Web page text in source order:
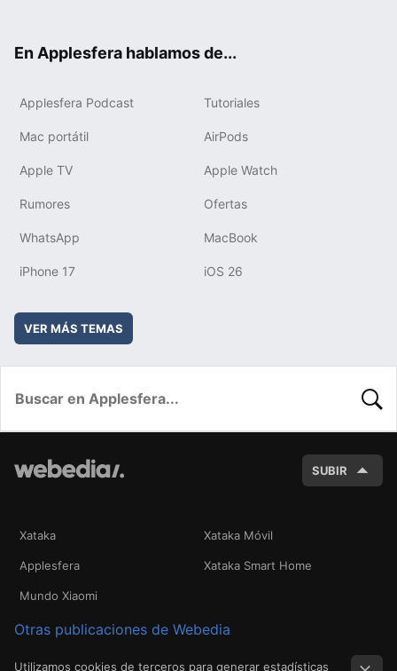
En Applesfera hablamos de...
Applesfera Podcast Tutoriales
Mac portátil AirPods
Apple TV Apple Watch
Rumores Ofertas
WhatsApp MacBook
iPhone 17 iOS 26
VER MÁS TEMAS
SUBIR
Xataka Xataka Móvil
Applesfera Xataka Smart Home
Mundo Xiaomi
Otras publicaciones de Webedia
Utilizamos cookies de terceros para generar estadísticas